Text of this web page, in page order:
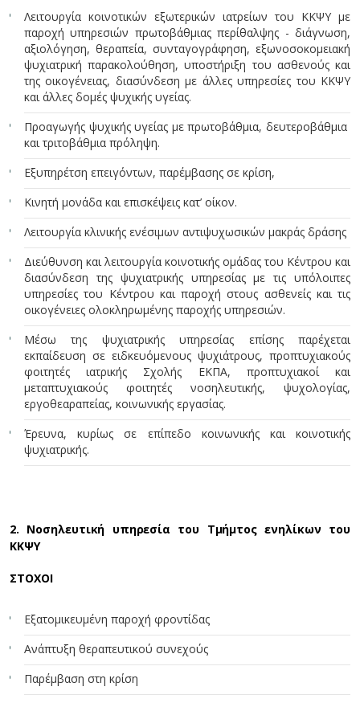
Λειτουργία κοινοτικών εξωτερικών ιατρείων του ΚΚΨΥ με
παροχή υπηρεσιών πρωτοβάθμιας περίθαλψης - διάγνωση,
αξιολόγηση, θεραπεία, συνταγογράφηση, εξωνοσοκομειακή
ψυχιατρική παρακολούθηση, υποστήριξη του ασθενούς και
της οικογένειας, διασύνδεση με άλλες υπηρεσίες του ΚΚΨΥ
και άλλες δομές ψυχικής υγείας.
Προαγωγής ψυχικής υγείας με πρωτοβάθμια, δευτεροβάθμια
και τριτοβάθμια πρόληψη.
Εξυπηρέτση επειγόντων, παρέμβασης σε κρίση,
Κινητή μονάδα και επισκέψεις κατ’ οίκον.
Λειτουργία κλινικής ενέσιμων αντιψυχωσικών μακράς δράσης
Διεύθυνση και λειτουργία κοινοτικής ομάδας του Κέντρου και
διασύνδεση της ψυχιατρικής υπηρεσίας με τις υπόλοιπες
υπηρεσίες του Κέντρου και παροχή στους ασθενείς και τις
οικογένειες ολοκληρωμένης παροχής υπηρεσιών.
Μέσω της ψυχιατρικής υπηρεσίας επίσης παρέχεται
εκπαίδευση σε ειδκευόμενους ψυχιάτρους, προπτυχιακούς
φοιτητές ιατρικής Σχολής ΕΚΠΑ, προπτυχιακοί και
μεταπτυχιακούς φοιτητές νοσηλευτικής, ψυχολογίας,
εργοθεαραπείας, κοινωνικής εργασίας.
Έρευνα, κυρίως σε επίπεδο κοινωνικής και κοινοτικής
ψυχιατρικής.
2. Νοσηλευτική υπηρεσία του Τμήμτος ενηλίκων του
ΚΚΨΥ
ΣΤΟΧΟΙ
Εξατομικευμένη παροχή φροντίδας
Ανάπτυξη θεραπευτικού συνεχούς
Παρέμβαση στη κρίση